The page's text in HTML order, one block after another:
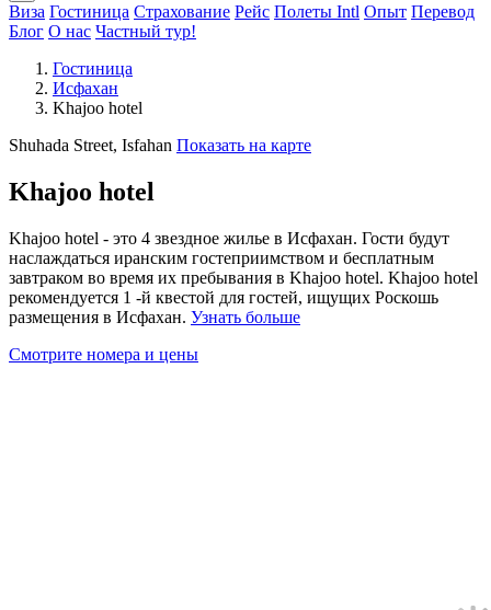
Виза Гостиница Страхование Рейс Полеты Intl Опыт Перевод
Блог О нас Частный тур!
Гостиница
Исфахан
Khajoo hotel
Shuhada Street, Isfahan Показать на карте
Khajoo hotel
Khajoo hotel - это 4 звездное жилье в Исфахан. Гости будут
наслаждаться иранским гостеприимством и бесплатным
завтраком во время их пребывания в Khajoo hotel. Khajoo hotel
рекомендуется 1 -й квестой для гостей, ищущих Роскошь
размещения в Исфахан. Узнать больше
Смотрите номера и цены